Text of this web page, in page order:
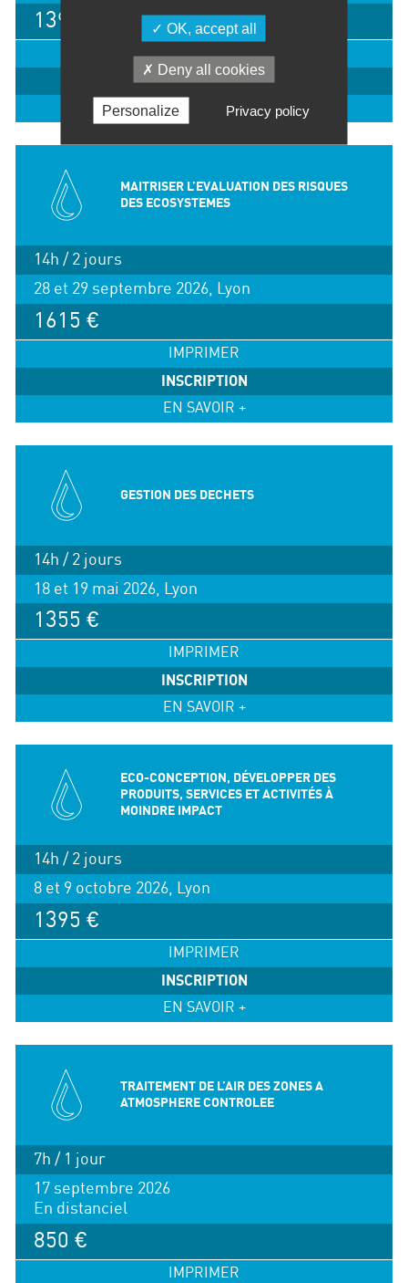
1395 €
IMPRIMER
INSCRIPTION
EN SAVOIR +
MAITRISER L’EVALUATION DES RISQUES
DES ECOSYSTEMES
14h / 2 jours
28 et 29 septembre 2026, Lyon
1615 €
IMPRIMER
INSCRIPTION
EN SAVOIR +
GESTION DES DECHETS
14h / 2 jours
18 et 19 mai 2026, Lyon
1355 €
IMPRIMER
INSCRIPTION
EN SAVOIR +
ECO-CONCEPTION, DÉVELOPPER DES
PRODUITS, SERVICES ET ACTIVITÉS À
MOINDRE IMPACT
14h / 2 jours
8 et 9 octobre 2026, Lyon
1395 €
IMPRIMER
INSCRIPTION
EN SAVOIR +
TRAITEMENT DE L’AIR DES ZONES A
ATMOSPHERE CONTROLEE
7h / 1 jour
17 septembre 2026
En distanciel
850 €
IMPRIMER
OK, accept all
Deny all cookies
Personalize Privacy policy